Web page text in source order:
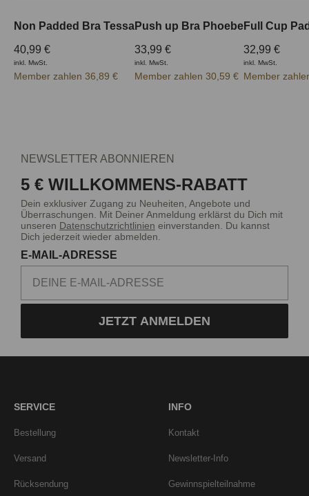
Non Padded Bra Tessa
40,99 €
inkl. MwSt.
Member zahlen 36,89 €
Push up Bra Phoebe
33,99 €
inkl. MwSt.
Member zahlen 30,59 €
32,99 €
inkl. MwSt.
Member
NEWSLETTER ABONNIEREN
5 € WILLKOMMENS-RABATT
Dein exklusiver Zugang zu Neuheiten, Angebote und
Überraschungen. Mit Deiner Anmeldung erklärst du Dich mit
unseren Datenschutzrichtlinien einverstanden. Du kannst
Dich jederzeit wieder abmelden.
E-MAIL-ADRESSE
JETZT ANMELDEN
SERVICE
Bestellung
Versand
Rücksendung
INFO
Kontakt
Newsletter-Info
Gewinnspielteilnahme